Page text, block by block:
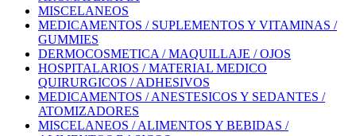
MISCELANEOS
MEDICAMENTOS / SUPLEMENTOS Y VITAMINAS /
GUMMIES
DERMOCOSMETICA / MAQUILLAJE / OJOS
HOSPITALARIOS / MATERIAL MEDICO
QUIRURGICOS / ADHESIVOS
MEDICAMENTOS / ANESTESICOS Y SEDANTES /
ATOMIZADORES
MISCELANEOS / ALIMENTOS Y BEBIDAS /